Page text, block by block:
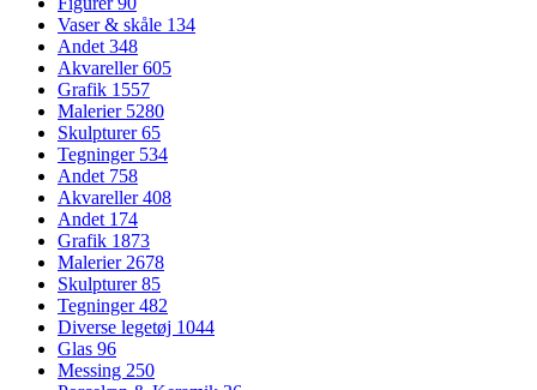
Vaser & skåle 134
Andet348
Akvareller605
Grafik 1557
Malerier 5280
Skulpturer65
Tegninger 534
Andet 758
Akvareller408
Andet 174
Grafik 1873
Malerier2678
Skulpturer85
Tegninger482
Diverse legetøj 1044
Glas 96
Messing 250